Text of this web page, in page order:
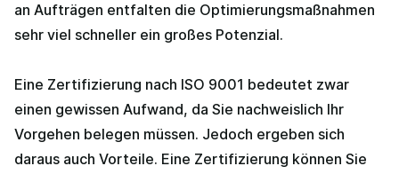
an Aufträgen entfalten die Optimierungsmaßnahmen
sehr viel schneller ein großes Potenzial.
Eine Zertifizierung nach ISO 9001 bedeutet zwar
einen gewissen Aufwand, da Sie nachweislich Ihr
Vorgehen belegen müssen. Jedoch ergeben sich
daraus auch Vorteile. Eine Zertifizierung können Sie